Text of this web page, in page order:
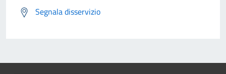
Segnala disservizio